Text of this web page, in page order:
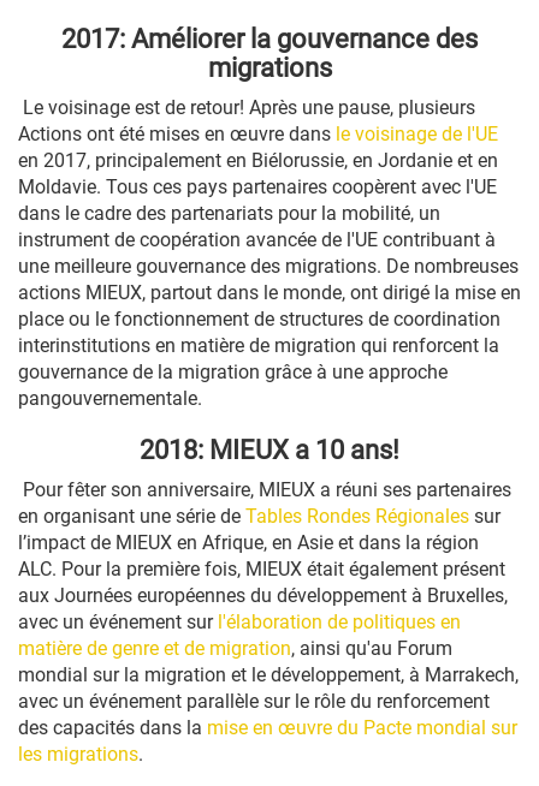
2017: Améliorer la gouvernance des
migrations
Le voisinage est de retour! Après une pause, plusieurs
Actions ont été mises en œuvre dans le voisinage de l'UE
en 2017, principalement en Biélorussie, en Jordanie et en
Moldavie. Tous ces pays partenaires coopèrent avec l'UE
dans le cadre des partenariats pour la mobilité, un
instrument de coopération avancée de l'UE contribuant à
une meilleure gouvernance des migrations. De nombreuses
actions MIEUX, partout dans le monde, ont dirigé la mise en
place ou le fonctionnement de structures de coordination
interinstitutions en matière de migration qui renforcent la
gouvernance de la migration grâce à une approche
pangouvernementale.
2018: MIEUX a 10 ans!
Pour fêter son anniversaire, MIEUX a réuni ses partenaires
en organisant une série de Tables Rondes Régionales sur
l’impact de MIEUX en Afrique, en Asie et dans la région
ALC. Pour la première fois, MIEUX était également présent
aux Journées européennes du développement à Bruxelles,
avec un événement sur l'élaboration de politiques en
matière de genre et de migration, ainsi qu'au Forum
mondial sur la migration et le développement, à Marrakech,
avec un événement parallèle sur le rôle du renforcement
des capacités dans la mise en œuvre du Pacte mondial sur
les migrations.